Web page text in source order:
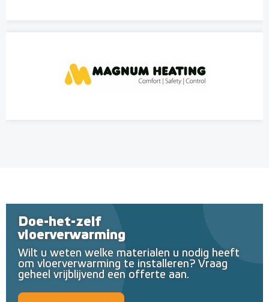
Doe-het-zelf
vloerverwarming
Wilt u weten welke materialen u nodig heeft
om vloerverwarming te installeren? Vraag
geheel vrijblijvend een offerte aan.